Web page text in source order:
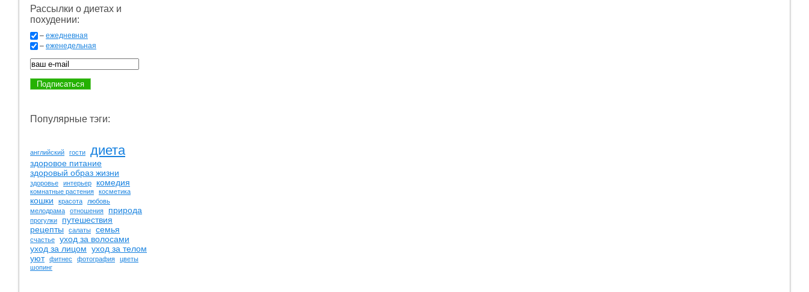
Рассылки о диетах и
похудении:
– ежедневная
– еженедельная
Популярные тэги:
английский гости диета
здоровое питание
здоровый образ жизни
здоровье интерьер комедия
комнатные растения косметика
кошки красота
любовь
мелодрама
отношения природа
прогулки
путешествия
рецепты
салаты семья
счастье
уход за волосами
уход за лицом уход за телом
уют
фитнес фотография
цветы
шопинг